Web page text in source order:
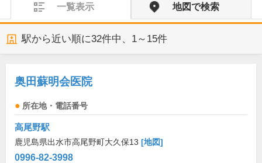
一覧表示 地図で検索
駅から近い順に32件中、 1～15件
奥田蘇明会医院
所在地・電話番号
高尾野駅
鹿児島県出水市高尾野町大久保13 [地図]
0996-82-3998